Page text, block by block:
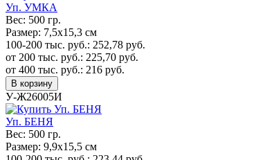
Уп. УМКА
Вес: 500 гр.
Размер: 7,5х15,3 см
100-200 тыс. руб.: 252,78 руб.
от 200 тыс. руб.: 225,70 руб.
от 400 тыс. руб.: 216 руб.
В корзину
У-Ж26005И
Уп. БЕНЯ
Вес: 500 гр.
Размер: 9,9х15,5 см